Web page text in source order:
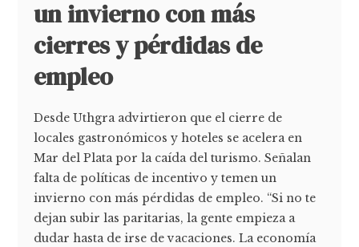
un invierno con más
cierres y pérdidas de
empleo
Desde Uthgra advirtieron que el cierre de
locales gastronómicos y hoteles se acelera en
Mar del Plata por la caída del turismo. Señalan
falta de políticas de incentivo y temen un
invierno con más pérdidas de empleo. “Si no te
dejan subir las paritarias, la gente empieza a
dudar hasta de irse de vacaciones. La economía